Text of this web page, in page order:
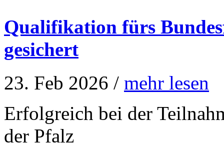
Qualifikation fürs
gesichert
23. Feb 2026 / mehr lesen
Erfolgreich bei der
der Pfalz